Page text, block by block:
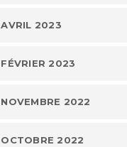
AVRIL 2023
FÉVRIER 2023
NOVEMBRE 2022
OCTOBRE 2022